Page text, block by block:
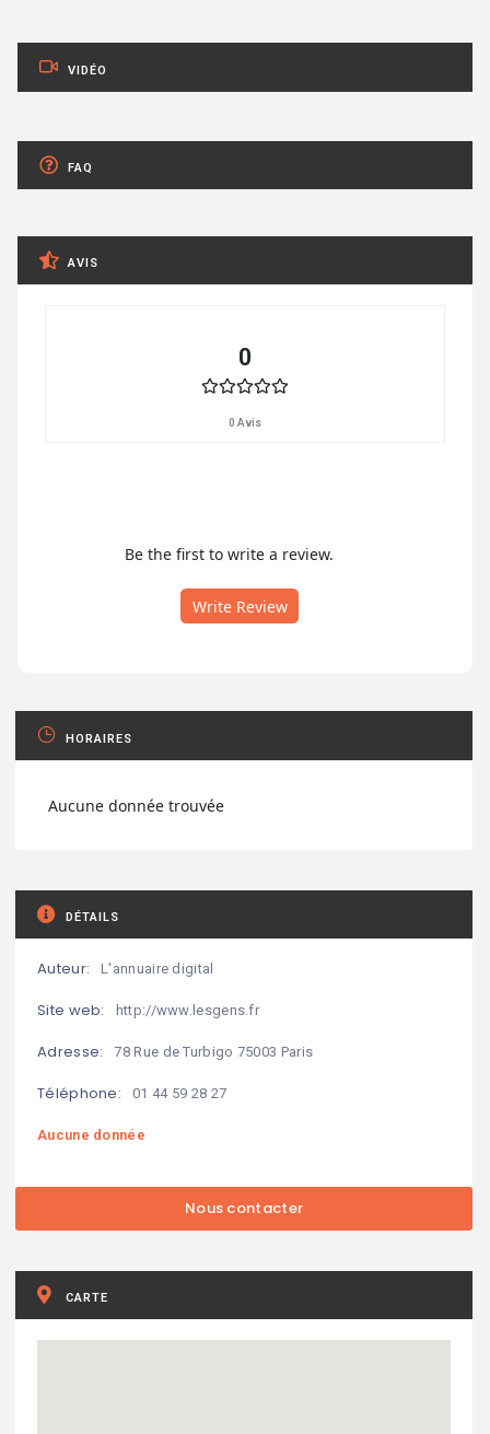
VIDÉO
FAQ
AVIS
0
0 Avis
Be the first to write a review.
Write Review
HORAIRES
Aucune donnée trouvée
DÉTAILS
Auteur: L'annuaire digital
Site web: http://www.lesgens.fr
Adresse: 78 Rue de Turbigo 75003 Paris
Téléphone: 01 44 59 28 27
Aucune donnée
CARTE